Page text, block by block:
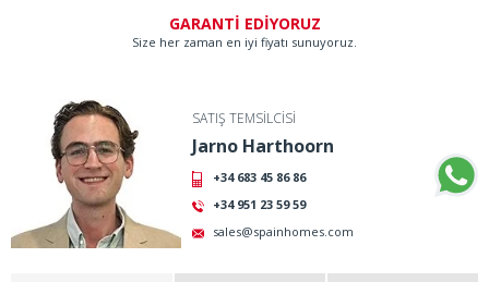
GARANTİ EDİYORUZ
Size her zaman en iyi fiyatı sunuyoruz.
SATIŞ TEMSİLCİSİ
Jarno Harthoorn
+34 683 45 86 86
+34 951 23 59 59
sales@spainhomes.com